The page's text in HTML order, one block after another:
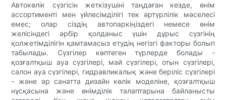
Автокөлік сүзгісін жеткізушіні таңдаған кезде, өнім
ассортименті мен үйлесімділігі тек әртүрлілік мәселесі
емес; олар сіздің автопаркіңіздегі немесе өнім
желісіндегі әрбір қолданыс үшін дұрыс сүзгінің
қолжетімділігін қамтамасыз етудің негізгі факторы болып
табылады. Сүзгілер көптеген түрлерде болады -
қозғалтқыш ауа сүзгілері, май сүзгілері, отын сүзгілері,
салон ауа сүзгілері, гидравликалық және беріліс сүзгілері
- және әр санатта дизайн көлік моделіне, қозғалтқыш
нұсқасына және өнімділік талаптарына байланысты